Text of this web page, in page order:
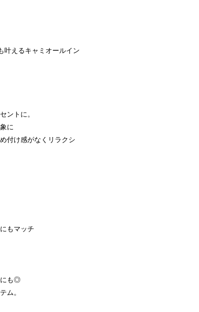
叶えるキャミオールイン
ントに。
に
付け感がなくリラクシ
もマッチ
にも◎
ム。